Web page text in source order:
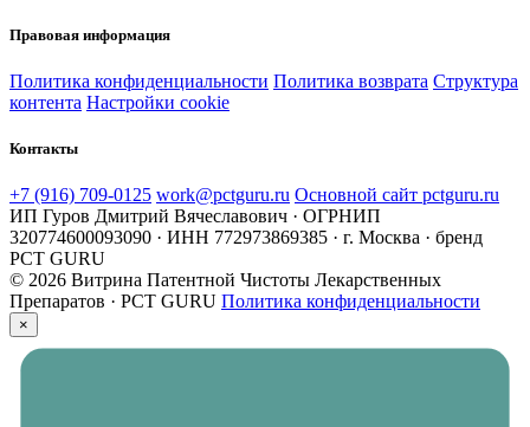
Правовая информация
Политика конфиденциальности Политика возврата Структура
контента Настройки cookie
Контакты
+7 (916) 709-0125 work@pctguru.ru Основной сайт pctguru.ru
ИП Гуров Дмитрий Вячеславович · ОГРНИП
320774600093090 · ИНН 772973869385 · г. Москва · бренд
PCT GURU
© 2026 Витрина Патентной Чистоты Лекарственных
Препаратов · PCT GURU Политика конфиденциальности
×